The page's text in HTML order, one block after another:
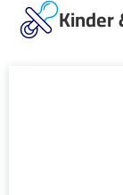
Kinder